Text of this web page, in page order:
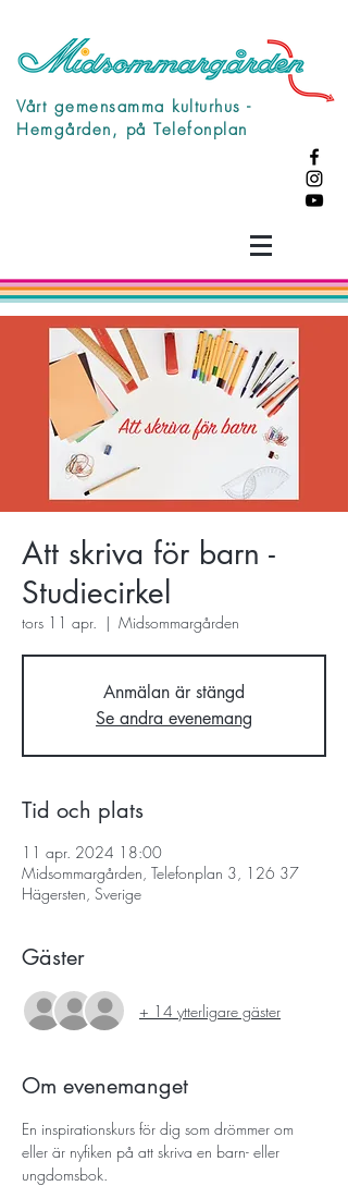
Vårt gemensamma kulturhus -
Hemgården, på Telefonplan
Att skriva för barn -
Studiecirkel
tors 11 apr.
  |
Midsommargården
Anmälan är stängd
Se andra evenemang
Tid och plats
11 apr. 2024 18:00
Midsommargården, Telefonplan 3, 126 37
Hägersten, Sverige
Gäster
+ 14 ytterligare gäster
Om evenemanget
En inspirationskurs för dig som drömmer om
eller är nyfiken på att skriva en barn- eller
ungdomsbok.